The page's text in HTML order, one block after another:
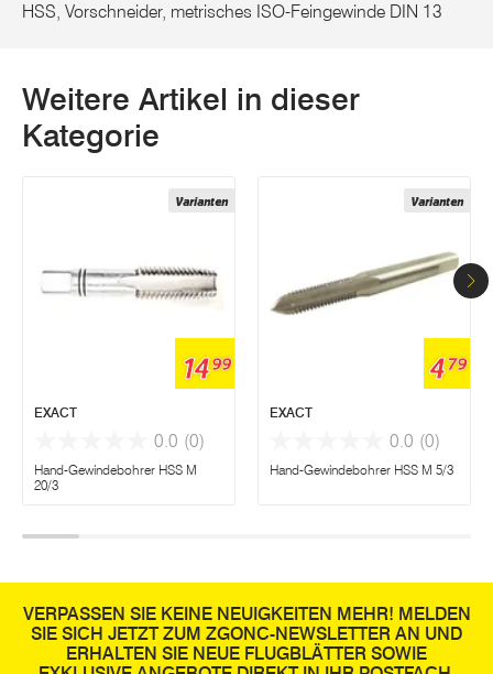
HSS, Vorschneider, metrisches ISO-Feingewinde DIN 13
Weitere Artikel in dieser
Kategorie
Varianten
1499
EXACT
0.0 (0)
Hand-Gewindebohrer HSS M
20/3
Varianten
479
EXACT
0.0 (0)
Hand-Gewindebohrer HSS M 5/3
VERPASSEN SIE KEINE NEUIGKEITEN MEHR! MELDEN
SIE SICH JETZT ZUM ZGONC-NEWSLETTER AN UND
ERHALTEN SIE NEUE FLUGBLÄTTER SOWIE